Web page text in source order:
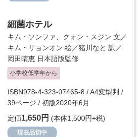
細菌ホテル
キム・ソンファ、クォン・スジン 文／
キム・リョンオン 絵／猪川なと 訳／
岡田晴恵 日本語版監修
小学校低学年から
ISBN978-4-323-07465-8 / A4変型判 /
39ページ / 初版2020年6月
定価1,650円 (本体1,500円+税)
現在品切中